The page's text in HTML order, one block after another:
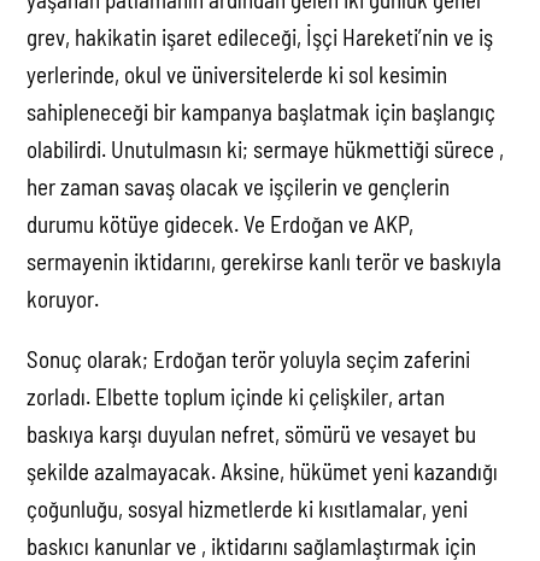
grev, hakikatin işaret edileceği, İşçi Hareketi’nin ve iş
yerlerinde, okul ve üniversitelerde ki sol kesimin
sahipleneceği bir kampanya başlatmak için başlangıç
olabilirdi. Unutulmasın ki; sermaye hükmettiği sürece ,
her zaman savaş olacak ve işçilerin ve gençlerin
durumu kötüye gidecek. Ve Erdoğan ve AKP,
sermayenin iktidarını, gerekirse kanlı terör ve baskıyla
koruyor.
Sonuç olarak; Erdoğan terör yoluyla seçim zaferini
zorladı. Elbette toplum içinde ki çelişkiler, artan
baskıya karşı duyulan nefret, sömürü ve vesayet bu
şekilde azalmayacak. Aksine, hükümet yeni kazandığı
çoğunluğu, sosyal hizmetlerde ki kısıtlamalar, yeni
baskıcı kanunlar ve , iktidarını sağlamlaştırmak için